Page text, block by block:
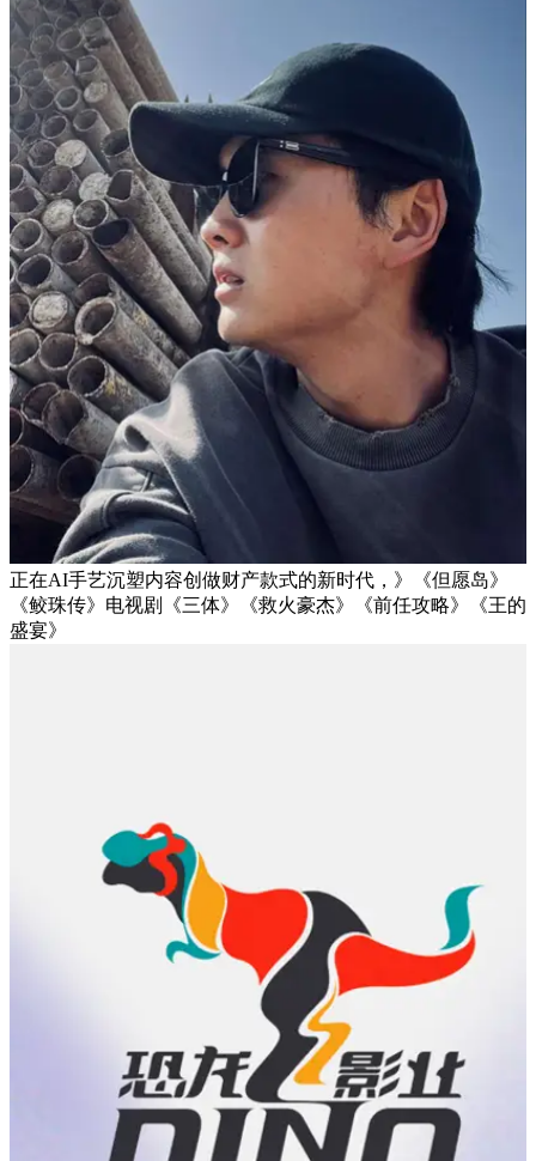
正在AI手艺沉塑内容创做财产款式的新时代，》《但愿岛》
《鲛珠传》电视剧《三体》《救火豪杰》《前任攻略》《王的
盛宴》